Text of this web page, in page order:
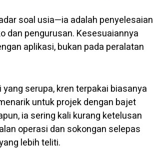
soal usia—ia adalah penyelesaian
dan pengurusan. Kesesuaiannya
aplikasi, bukan pada peralatan
serupa, kren terpakai biasanya
untuk projek dengan bajet
ia sering kali kurang ketelusan
operasi dan sokongan selepas
lebih teliti.